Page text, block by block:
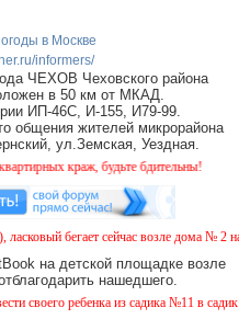
в Москве
informers/
ЧЕХОВ Чеховского района
в 50 км от МКАД.
ИП-46С, И-155, И79-99.
жителей микрорайона
ул.Земская, Уездная.
краж, будьте бдительны!
бегает сейчас возле дома № 2 на
на детской площадке возле
нашедшего.
своего ребенка из садика №11 в садик